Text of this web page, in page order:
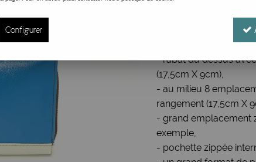
Grand
Grand Portefeuille
- se ferme avec une
- rabat du dessus
(17,5cm X 9cm),
- au milieu 8
rangement (17,5cm X
- grand emplacement
exemple,
- pochette zippée
Configurer